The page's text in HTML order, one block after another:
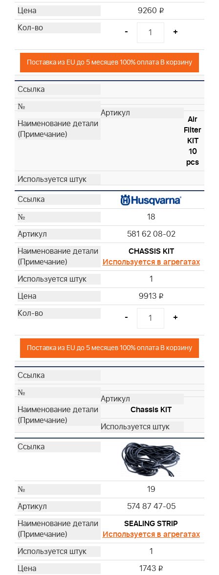
9260 i
- +
Поставка из EU до 5 месяцев 100% оплата В корзину
Air
Filter
KIT
10
pcs
18
581 62 08-02
CHASSIS KIT
Используется в агрегатах
1
9913 i
- +
Поставка из EU до 5 месяцев 100% оплата В корзину
Chassis KIT
19
574 87 47-05
SEALING STRIP
Используется в агрегатах
1
1743 i